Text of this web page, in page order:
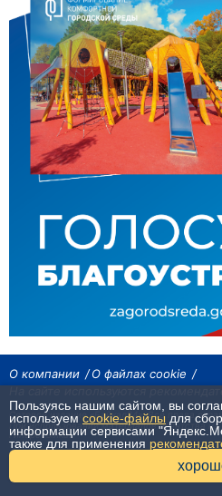
О компании
О файлах cookie
Сетевое издание «Байкал24». Все права
При использовании материалов агентства на
гиперссылка.
Пользуясь нашим сайтом, вы
используем cookie-файлы для
информации сервисами
также для применения